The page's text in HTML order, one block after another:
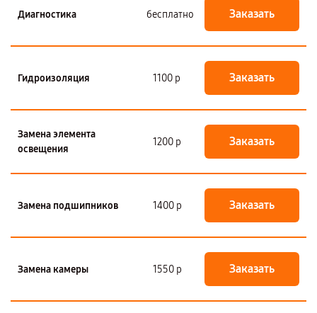
Диагностика бесплатно Заказать
Гидроизоляция 1100 р Заказать
Замена элемента
освещения
1200 р Заказать
Замена подшипников 1400 р Заказать
Замена камеры 1550 р Заказать